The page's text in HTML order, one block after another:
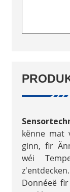
kënne mat
ginn, fir
wéi
Donnéeë